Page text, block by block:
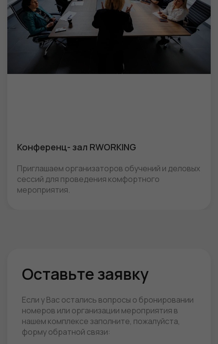
Конференц- зал RWORKING
Приглашаем организаторов обучений и деловых
сессий для проведения комфортного
мероприятия.
Оставьте заявку
Если у Вас остались вопросы о бронировании
номеров или организации мероприятия в
нашем комплексе заполните, пожалуйста,
форму обратной связи: